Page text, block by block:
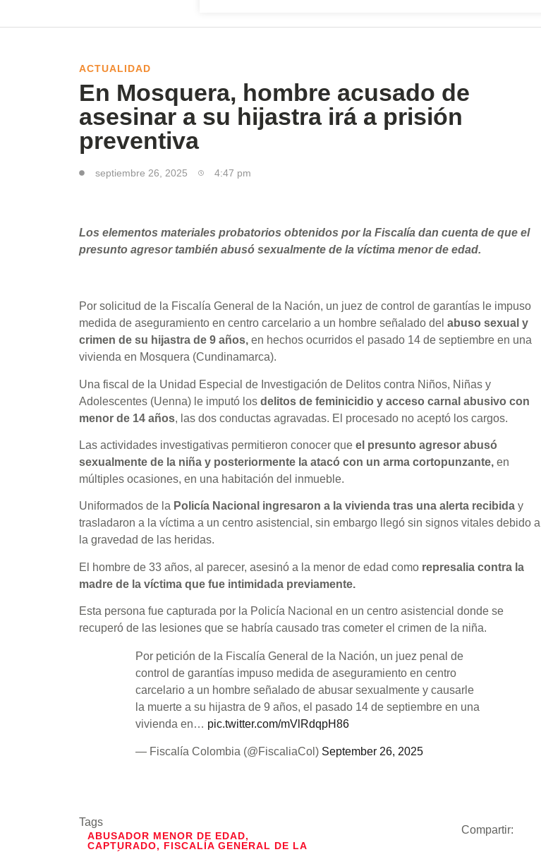
ACTUALIDAD
En Mosquera, hombre acusado de
asesinar a su hijastra irá a prisión
preventiva
septiembre 26, 2025 4:47 pm
Los elementos materiales probatorios obtenidos por la Fiscalía dan cuenta de que el
presunto agresor también abusó sexualmente de la víctima menor de edad.
Por solicitud de la Fiscalía General de la Nación, un juez de control de garantías le impuso
medida de aseguramiento en centro carcelario a un hombre señalado del abuso sexual y
crimen de su hijastra de 9 años, en hechos ocurridos el pasado 14 de septiembre en una
vivienda en Mosquera (Cundinamarca).
Una fiscal de la Unidad Especial de Investigación de Delitos contra Niños, Niñas y
Adolescentes (Uenna) le imputó los delitos de feminicidio y acceso carnal abusivo con
menor de 14 años, las dos conductas agravadas. El procesado no aceptó los cargos.
Las actividades investigativas permitieron conocer que el presunto agresor abusó
sexualmente de la niña y posteriormente la atacó con un arma cortopunzante, en
múltiples ocasiones, en una habitación del inmueble.
Uniformados de la Policía Nacional ingresaron a la vivienda tras una alerta recibida y
trasladaron a la víctima a un centro asistencial, sin embargo llegó sin signos vitales debido a
la gravedad de las heridas.
El hombre de 33 años, al parecer, asesinó a la menor de edad como represalia contra la
madre de la víctima que fue intimidada previamente.
Esta persona fue capturada por la Policía Nacional en un centro asistencial donde se
recuperó de las lesiones que se habría causado tras cometer el crimen de la niña.
Por petición de la Fiscalía General de la Nación, un juez penal de
control de garantías impuso medida de aseguramiento en centro
carcelario a un hombre señalado de abusar sexualmente y causarle
la muerte a su hijastra de 9 años, el pasado 14 de septiembre en una
vivienda en… pic.twitter.com/mVlRdqpH86
— Fiscalía Colombia (@FiscaliaCol) September 26, 2025
Tags
ABUSADOR MENOR DE EDAD,
CAPTURADO, FISCALÍA GENERAL DE LA
Compartir: